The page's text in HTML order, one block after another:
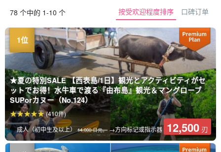
78 个中的 1-10 个 按受欢迎程度排序 口碑订单
★夏の特別SALE 【西表島/1日】観光とアクティビティがセ
ットでお得！水牛車で渡る『由布島』観光＆マングローブ
SUPorカヌー（No.124）
成人（初中生及以上）14,000 日元。 →方向标记或指示器 12,500 刃
(410件)